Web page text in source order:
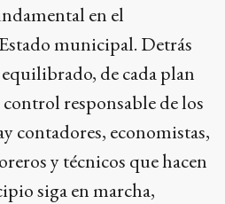
en el
municipal. Detrás
de cada plan
responsable de los
contadores, economistas,
y técnicos que hacen
siga en marcha,